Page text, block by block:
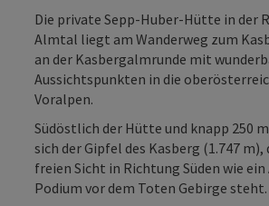
Die private Sepp-Huber-Hütte in der
Almtal liegt am Wanderweg zum
an der Kasbergalmrunde mit
Aussichtspunkten in die
Voralpen.
Südöstlich der Hütte und knapp 250
sich der Gipfel des Kasberg (1.747
freien Sicht in Richtung Süden wie
Podium vor dem Toten Gebirge steht.